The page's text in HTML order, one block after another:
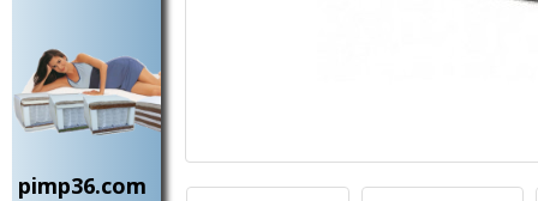
pimp36.com